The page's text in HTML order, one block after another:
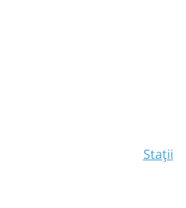
Stații